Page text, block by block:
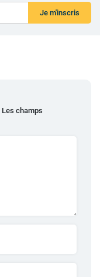
Je m'inscris
Les champs